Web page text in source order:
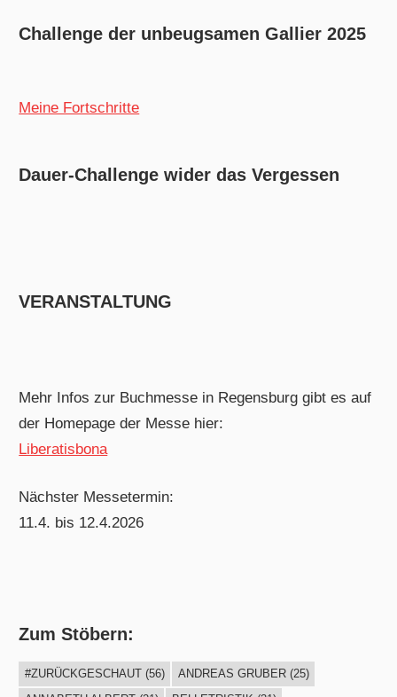
Challenge der unbeugsamen Gallier 2025
Meine Fortschritte
Dauer-Challenge wider das Vergessen
VERANSTALTUNG
Mehr Infos zur Buchmesse in Regensburg gibt es auf
der Homepage der Messe hier:
Liberatisbona
Nächster Messetermin:
11.4. bis 12.4.2026
Zum Stöbern:
#ZURÜCKGESCHAUT(56) ANDREAS GRUBER(25)